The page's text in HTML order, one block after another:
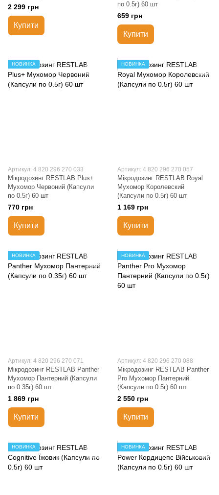
2 299 грн
Купити
по 0.5г) 60 шт
659 грн
Купити
НОВИНКА
Артикул: 4 820 296 270 033
Мікродозинг RESTLAB Plus+
Мухомор Червоний (Капсули
по 0.5г) 60 шт
770 грн
Купити
НОВИНКА
Артикул: 4 820 296 270 057
Мікродозинг RESTLAB Royal
Мухомор Королевский
(Капсули по 0.5г) 60 шт
1 169 грн
Купити
НОВИНКА
Артикул: 4 820 296 270 071
Мікродозинг RESTLAB Panther
Мухомор Пантерний (Капсули
по 0.35г) 60 шт
1 869 грн
Купити
НОВИНКА
Артикул: 4 820 296 270 088
Мікродозинг RESTLAB Panther
Pro Мухомор Пантерний
(Капсули по 0.5г) 60 шт
2 550 грн
Купити
НОВИНКА НОВИНКА